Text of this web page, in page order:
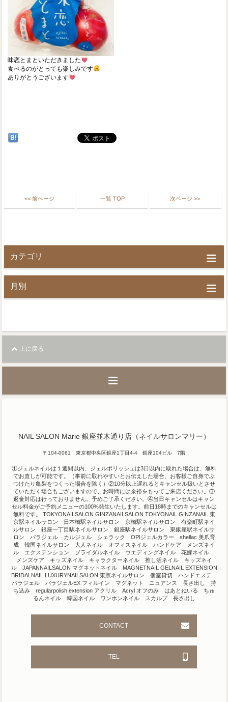
味恋とまといただきました
食べるのがとっても楽しみです
ありがとうございます
<< 前ページ 一覧 TOP 次ページ >>
カテゴリ
月別
上に戻る
NAIL SALON Marie 銀座並木通り店（ネイルサロンマリー）
〒104-0061 東京都中央区銀座1丁目4-4 銀座104ビル 7階
①ジェルネイルは１週間以内、ジェルポリッシュは3日以内に取れた場合は、無料
でお直しが可能です。（事前に取れやすいとお伝えした場合、お客様ご自身でぶ
つけたり亀裂をつくった場合を除く）②10分以上遅れるとキャンセル扱いとさせ
ていただく場合もございますので、お時間には余裕をもってご来店ください。③
返金対応は行っておりません。予めご了承ください。④当日キャンセルはキャン
セル料金がご予約メニューの100%発生いたします。前日18時までのキャンセルは
無料です。 TOKYONAILSALON GINZANAILSALON TOKYONAIL GINZANAIL 東
京駅ネイルサロン 日本橋駅ネイルサロン 京橋駅ネイルサロン 有楽町駅ネイ
ルサロン 銀座一丁目駅ネイルサロン 銀座駅ネイルサロン 東銀座駅ネイルサ
ロン パラジェル カルジェル シェラック OPIジェルカラー shellac 美爪育
成 韓国ネイルサロン 大人ネイル オフィスネイル ハンドケア メンズネイ
ル エクステンション ブライダルネイル ウエディングネイル 花嫁ネイル
メンズケア キッズネイル キャラクターネイル 推し活ネイル キッズネイ
ル JAPANNAILSALON マグネットネイル MAGNETNAIL GELNAIL EXTENSION
BRIDALNAIL LUXURYNAILSALON 東京ネイルサロン 個室貸切 ハンドエステ
パラジェル パラジェルEX フィルイン マグネット ニュアンス 長さ出し 持
ち込み regularpolish extension アクリル Acryl オフのみ はあとねいる ちゅ
るんネイル 韓国ネイル ワンホンネイル スカルプ 長さ出し
CONTACT
TEL